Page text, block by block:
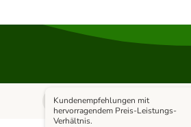
Kategorie-Menü öffnen:
Hundefutter & Zubehör
Kundenempfehlungen mit
hervorragendem Preis-Leistungs-
Verhältnis.